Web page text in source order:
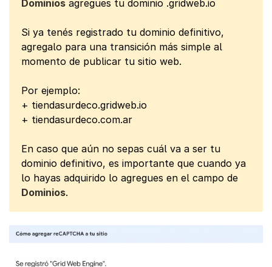
Dominios agregues tu dominio .gridweb.io
Si ya tenés registrado tu dominio definitivo,
agregalo para una transición más simple al
momento de publicar tu sitio web.
Por ejemplo:
+ tiendasurdeco.gridweb.io
+ tiendasurdeco.com.ar
En caso que aún no sepas cuál va a ser tu
dominio definitivo, es importante que cuando ya
lo hayas adquirido lo agregues en el campo de
Dominios.